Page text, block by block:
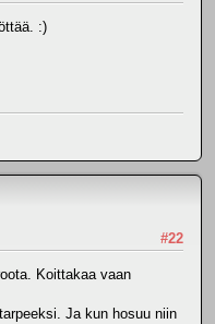
:)
#22
Koittakaa vaan
Ja kun hosuu niin